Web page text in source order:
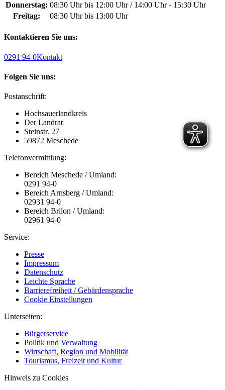
Donnerstag: 08:30 Uhr bis 12:00 Uhr / 14:00 Uhr - 15:30 Uhr
Freitag:
08:30 Uhr bis 13:00 Uhr
Kontaktieren Sie uns:
0291 94-0Kontakt
Folgen Sie uns:
Postanschrift:
Hochsauerlandkreis
Der Landrat
Steinstr. 27
59872 Meschede
Telefonvermittlung:
Bereich Meschede / Umland:
0291 94-0
Bereich Arnsberg / Umland:
02931 94-0
Bereich Brilon / Umland:
02961 94-0
Service:
Presse
Impressum
Datenschutz
Leichte Sprache
Barrierefreiheit / Gebärdensprache
Cookie Einstellungen
Unterseiten:
Bürgerservice
Politik und Verwaltung
Wirtschaft, Region und Mobilität
Tourismus, Freizeit und Kultur
Hinweis zu Cookies